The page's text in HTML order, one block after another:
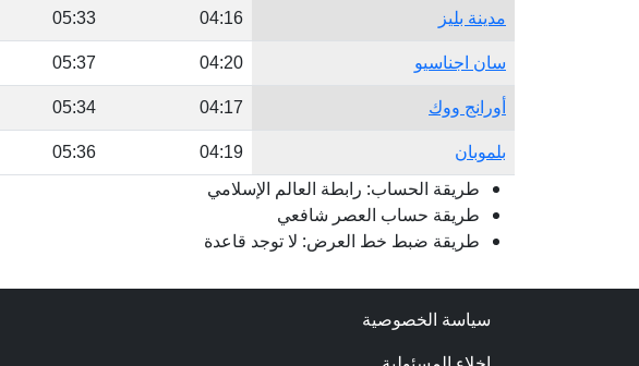
مدينة بليز 04:16
05:33
سان اجناسيو 04:20
05:37
أورانج ووك 04:17
05:34
بلموبان 04:19
05:36
طريقة الحساب: رابطة العالم الإسلامي
طريقة حساب العصر شافعي
طريقة ضبط خط العرض: لا توجد قاعدة
سياسة الخصوصية